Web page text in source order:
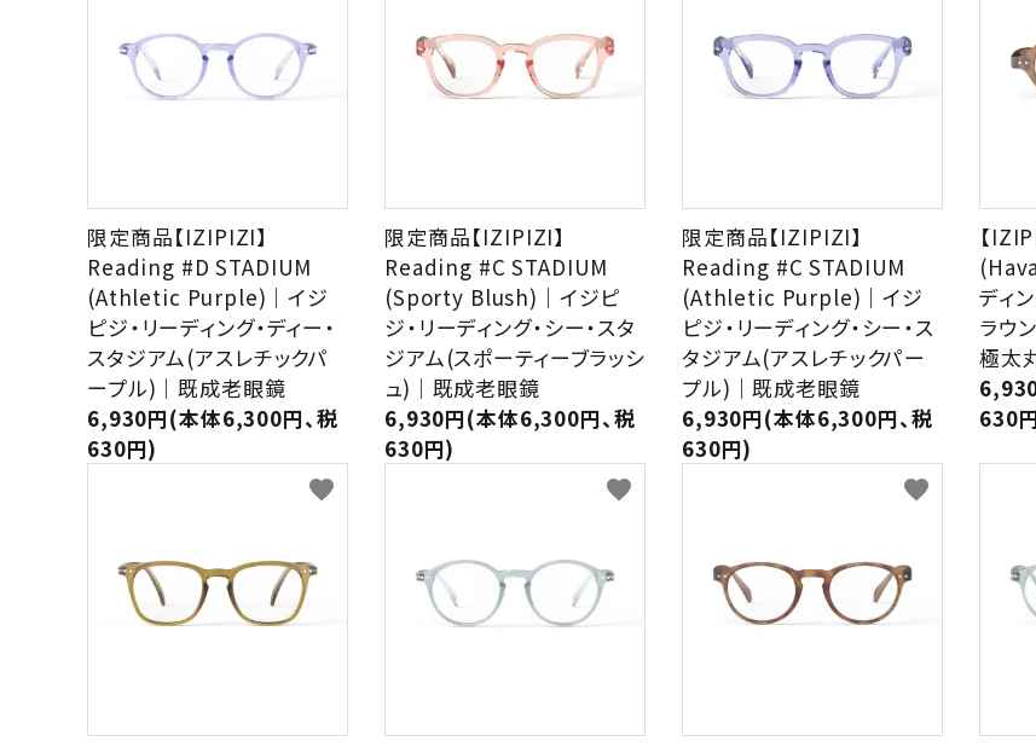
限定商品【IZIPIZI】
Reading #D STADIUM
(Athletic Purple)｜イジ
ピジ・リーディング・ディー・
スタジアム(アスレチックパ
ープル)｜既成老眼鏡
6,930円(本体6,300円、税
630円)
限定商品【IZIPIZI】
Reading #C STADIUM
(Sporty Blush)｜イジピ
ジ・リーディング・シー・スタ
ジアム(スポーティーブラッシ
ュ)｜既成老眼鏡
6,930円(本体6,300円、税
630円)
限定商品【IZIPIZI】
Reading #C STADIUM
(Athletic Purple)｜イジ
ピジ・リーディング・シー・ス
タジアム(アスレチックパー
プル)｜既成老眼鏡
6,930円(本体6,300円、税
630円)
【
ディ
ラウ
極太
630
favorite favorite favorite